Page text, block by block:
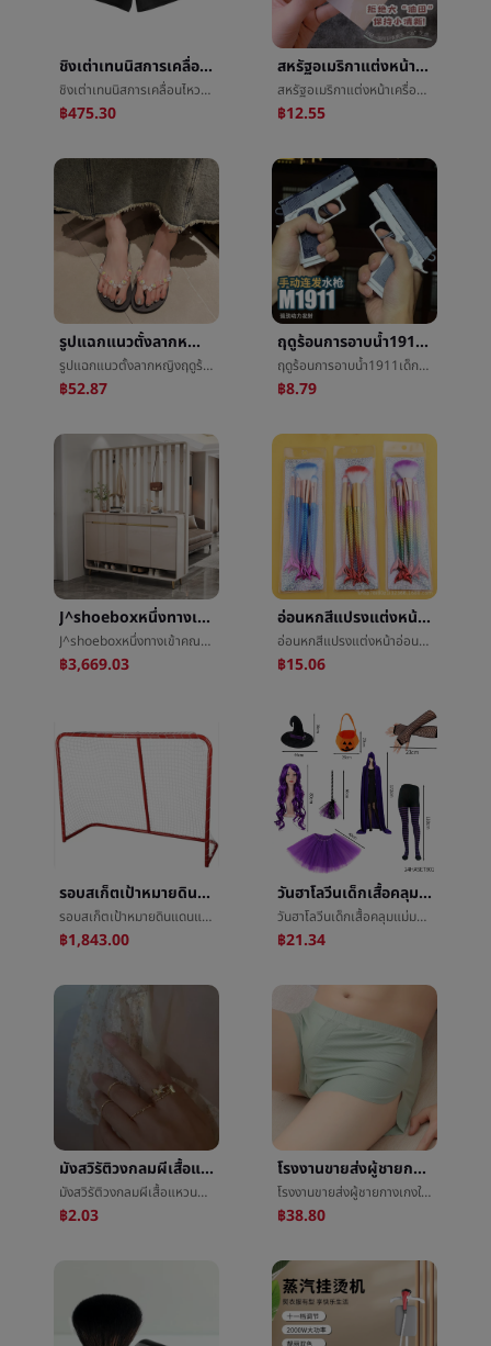
ชิงเต่าเทนนิสการเคลื่อนไหวทอกางเกงขาสั้นการเคลื่อนไหวกางเกงขาสั้นการผลักเบาๆการผลักเบาๆกางเกงขาสั้นชายความเร็วแห้งชายè£
ชิงเต่าเทนนิสการเคลื่อนไหวทอกางเกงขาสั้นการเคลื่อนไหวกางเกงขาสั้นการผลักเบาๆการผลักเบาๆกางเกงขาสั้นชายความเร็วแห้งชายè£
฿475.30
สหรัฐอเมริกาแต่งหน้าเครื่องมือผ้าลินินจาวเมล็ดข้าวกลิ่นหอมหายใจกระดาษน้ำมันสะอาดบนใบหน้าหญิงไปที่น้ำมันถ่านการควบคุมน้ำมัน100แผ่น
สหรัฐอเมริกาแต่งหน้าเครื่องมือผ้าลินินจาวเมล็ดข้าวกลิ่นหอมหายใจกระดาษน้ำมันสะอาดบนใบหน้าหญิงไปที่น้ำมันถ่านการควบคุมน้ำมัน100แผ่น
฿12.55
รูปแฉกแนวตั้งลากหญิงฤดูร้อนในร่มรองเท้าแตะริมทะเลข้างนอกสวมใส่evaเหยียบอุจจาระความรู้สึกน่ารักอาบน้ำโปร่งใสดอกไม้ลื่น
รูปแฉกแนวตั้งลากหญิงฤดูร้อนในร่มรองเท้าแตะริมทะเลข้างนอกสวมใส่evaเหยียบอุจจาระความรู้สึกน่ารักอาบน้ำโปร่งใสดอกไม้ลื่น
฿52.87
ฤดูร้อนการอาบน้ำ1911เด็กหนุ่มปืนฉีดน้ำอัตโนมัติกลับทรวงอกด้วยมือระเบิดปืนฉีดน้ำเด็กผู้ชายมินิเล็กปืนฉีดน้ำขายส่ง
ฤดูร้อนการอาบน้ำ1911เด็กหนุ่มปืนฉีดน้ำอัตโนมัติกลับทรวงอกด้วยมือระเบิดปืนฉีดน้ำเด็กผู้ชายมินิเล็กปืนฉีดน้ำขายส่ง
฿8.79
J^shoeboxหนึ่งทางเข้าคณะรัฐมนตรีครัวเรือนทางเข้าประตูจอภาพโซฟาคู่ด้วนคณะรัฐมนตรีแสงฟุ่มเฟือยใส่ประตูเล็กห้องชุดเสื้อโค้ท
J^shoeboxหนึ่งทางเข้าคณะรัฐมนตรีครัวเรือนทางเข้าประตูจอภาพโซฟาคู่ด้วนคณะรัฐมนตรีแสงฟุ่มเฟือยใส่ประตูเล็กห้องชุดเสื้อโค้ท
฿3,669.03
อ่อนหกสีแปรงแต่งหน้าอ่อนผมนางเงือกตั้งการชุบไนลอนผม4เพียงคนเดียวแต่งตัวpvcถุงจุดแหล่งโรงงาน
อ่อนหกสีแปรงแต่งหน้าอ่อนผมนางเงือกตั้งการชุบไนลอนผม4เพียงคนเดียวแต่งตัวpvcถุงจุดแหล่งโรงงาน
฿15.06
รอบสเก็ตเป้าหมายดินแดนแห้งที่ดินเด็กซนฮอกกี้เป้าหมายการรวมกันAssembledเป้าหมายรถไฟการออกกำลังกายถอดชิ้นส่วนเป้าหมาย
รอบสเก็ตเป้าหมายดินแดนแห้งที่ดินเด็กซนฮอกกี้เป้าหมายการรวมกันAssembledเป้าหมายรถไฟการออกกำลังกายถอดชิ้นส่วนเป้าหมาย
฿1,843.00
วันฮาโลวีนเด็กเสื้อคลุมแม่มดไม้กวาดวันฮาโลวีนเด็กวันฮาโลวีนถุงเท้าวันฮาโลวีนงานเลี้ยงแสดงเสื้อผ้า
วันฮาโลวีนเด็กเสื้อคลุมแม่มดไม้กวาดวันฮาโลวีนเด็กวันฮาโลวีนถุงเท้าวันฮาโลวีนงานเลี้ยงแสดงเสื้อผ้า
฿21.34
มังสวิรัติวงกลมผีเสื้อแหวนตั้งการรวมกันหญิงง่ายเย็นลมการเปิดสามารถปรับนิ้วชี้แหวนแฟชั่นบุคลิกภาพแหวน
มังสวิรัติวงกลมผีเสื้อแหวนตั้งการรวมกันหญิงง่ายเย็นลมการเปิดสามารถปรับนิ้วชี้แหวนแฟชั่นบุคลิกภาพแหวน
฿2.03
โรงงานขายส่งผู้ชายกางเกงในผ้าไหมน้ำแข็งลูกศรกางเกงชายหลวมใหญ่รหัสระบายอากาศได้ดีCozyบ้านç­กางเกงคนหนุ่มสาวฤดูร้อน
โรงงานขายส่งผู้ชายกางเกงในผ้าไหมน้ำแข็งลูกศรกางเกงชายหลวมใหญ่รหัสระบายอากาศได้ดีCozyบ้านç­กางเกงคนหนุ่มสาวฤดูร้อน
฿38.80